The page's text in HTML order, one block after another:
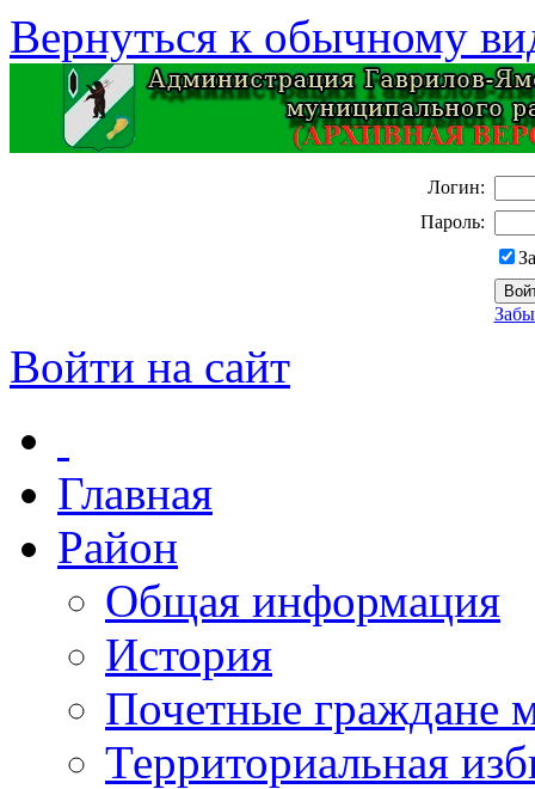
Вернуться к обычному
Логин:
Пароль:
Войти на сайт
Главная
Район
Общая информация
История
Почетные граждане
Территориальная